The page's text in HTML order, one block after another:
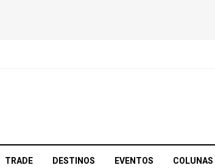
TRADE DESTINOS EVENTOS COLUNAS